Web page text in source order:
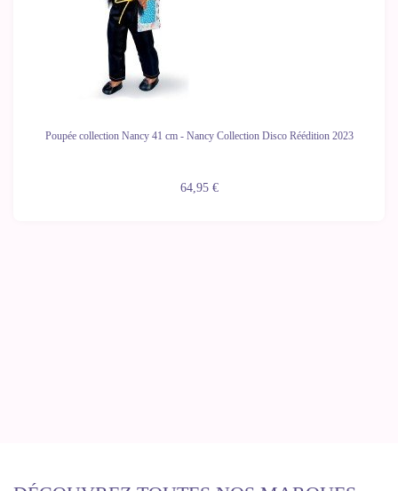
Poupée collection Nancy 41 cm - Nancy Collection Disco Réédition 2023
64,95 €